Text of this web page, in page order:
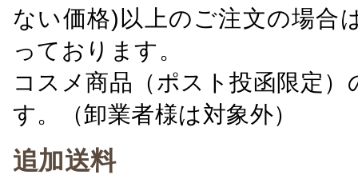
ない価格)以上のご注文の場合
っております。
コスメ商品（ポスト投函限定
す。（卸業者様は対象外）
追加送料